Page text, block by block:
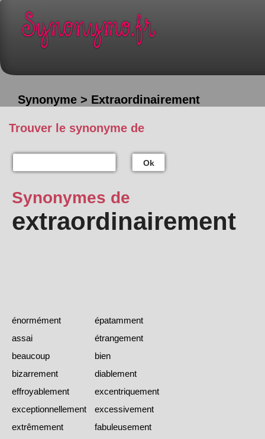
Synonyme > Extraordinairement
Trouver le synonyme de
Ok
Synonymes de
extraordinairement
énormément
épatamment
assai
étrangement
beaucoup
bien
bizarrement
diablement
effroyablement
excentriquement
exceptionnellement
excessivement
extrêmement
fabuleusement